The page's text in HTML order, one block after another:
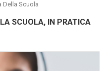
Della Scuola
SCUOLA, IN PRATICA